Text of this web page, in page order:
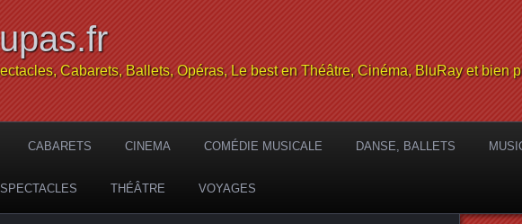
Cabarets, Ballets, Opéras, Le best en Théâtre, Cinéma, BluRay et bien
CABARETS CINEMA COMÉDIE MUSICALE DANSE, BALLETS
SPECTACLES THÉÂTRE VOYAGES